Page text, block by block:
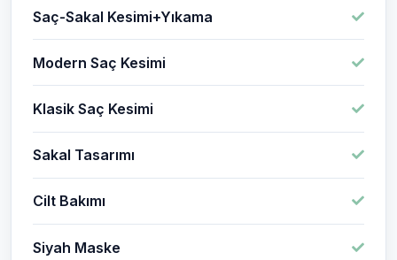
Saç-Sakal Kesimi+Yıkama
Modern Saç Kesimi
Klasik Saç Kesimi
Sakal Tasarımı
Cilt Bakımı
Siyah Maske